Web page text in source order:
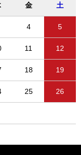
金 土
4 5
11 12
18 19
25 26